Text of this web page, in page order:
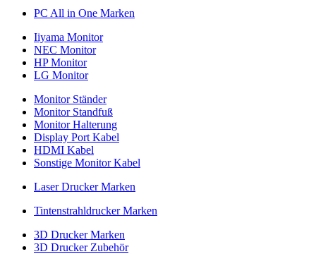
PC All in One Marken
Iiyama Monitor
NEC Monitor
HP Monitor
LG Monitor
Monitor Ständer
Monitor Standfuß
Monitor Halterung
Display Port Kabel
HDMI Kabel
Sonstige Monitor Kabel
Laser Drucker Marken
Tintenstrahldrucker Marken
3D Drucker Marken
3D Drucker Zubehör